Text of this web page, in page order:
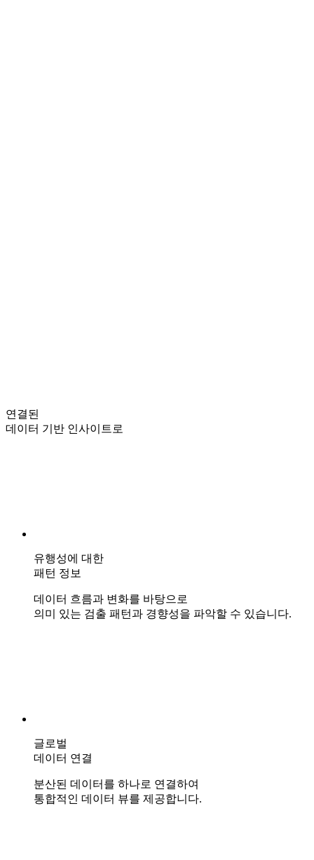
연결된
데이터 기반 인사이트로
유행성에 대한
패턴 정보
데이터 흐름과 변화를 바탕으로
의미 있는 검출 패턴과 경향성을 파악할 수 있습니다.
글로벌
데이터 연결
분산된 데이터를 하나로 연결하여
통합적인 데이터 뷰를 제공합니다.